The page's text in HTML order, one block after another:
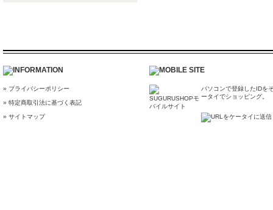
» プライバシーポリシー
» 特定商取引法に基づく表記
» サイトマップ
パソコンで登録したIDを
ータイでショッピング。